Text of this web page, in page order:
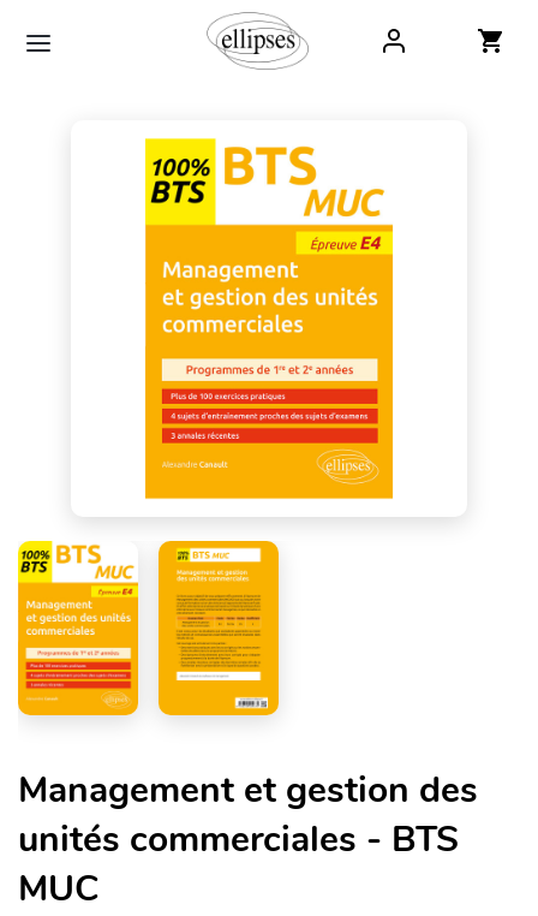
Management et gestion des
unités commerciales - BTS
MUC